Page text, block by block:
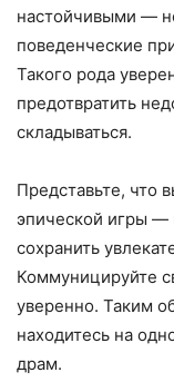
настойчивыми —
поведенческие
Такого рода
предотвратить
складываться.
Представьте, что
эпической игры —
сохранить
Коммуницируйте
уверенно. Таким
находитесь на
драм.